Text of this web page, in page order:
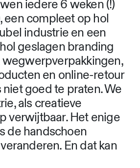
iedere 6 weken (!)
een compleet op hol
industrie en een
geslagen branding
en online-retour
goed te praten. We
als creatieve
verwijtbaar. Het enige
de handschoen
En dat kan